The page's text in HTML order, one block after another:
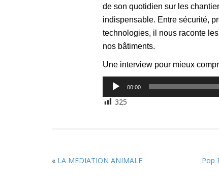
de son quotidien sur les
indispensable. Entre sécurité,
technologies, il nous raconte
nos bâtiments.
Une interview pour mieux
Lecteur
audio
00:00
325
« LA MEDIATION ANIMALE Pop